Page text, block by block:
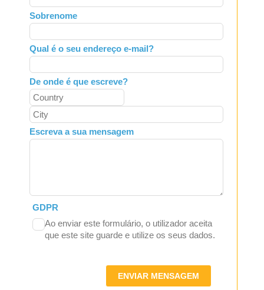
field
blank
Sobrenome
Qual é o seu endereço e-mail?
De onde é que escreve?
Escreva a sua mensagem
GDPR
Ao enviar este formulário, o utilizador aceita
que este site guarde e utilize os seus dados.
ENVIAR MENSAGEM